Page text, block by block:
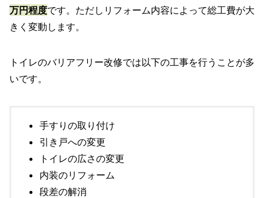
万円程度です。ただしリフォーム内容によって総工費が大
きく変動します。
トイレのバリアフリー改修では以下の工事を行うことが多
いです。
手すりの取り付け
引き戸への変更
トイレの広さの変更
内装のリフォーム
段差の解消